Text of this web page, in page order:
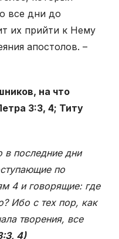
все дни до
их прийти к Нему
апостолов. –
на что
3:3, 4; Титу
в последние дни
по
4 и говорящие: где
Ибо с тех пор, как
творения, все
4)